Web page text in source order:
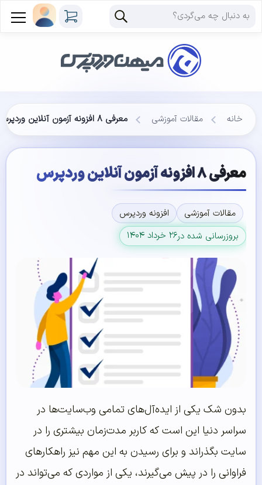
خانه مقالات آموزشی معرفی ۸ افزونه آزمون آنلاین وردپرس
معرفی ۸ افزونه آزمون آنلاین وردپرس
مقالات آموزشی
افزونه وردپرس
بروزرسانی شده در۲۶ خرداد ۱۴۰۴
بدون شک یکی از ایده‌آل‌های تمامی وب‌سایت‌ها در
سراسر دنیا این است که کاربر مدت‌زمان بیشتری را در
سایت بگذراند و برای رسیدن به این مهم نیز راهکارهای
فراوانی را در پیش می‌گیرند، یکی از مواردی که می‌تواند در